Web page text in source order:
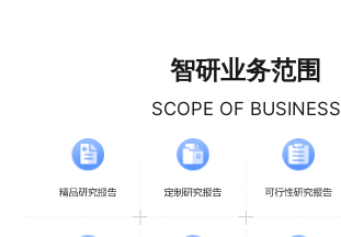
智研业务范围
SCOPE OF BUSINESS